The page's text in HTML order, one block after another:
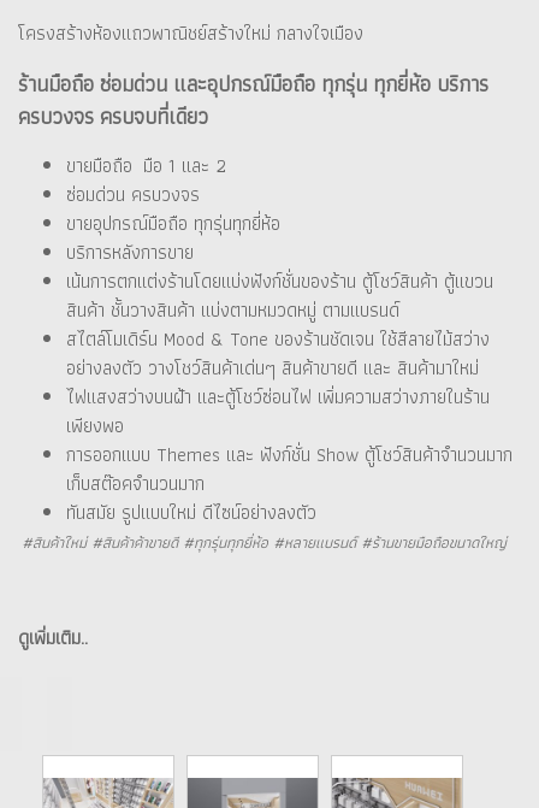
โครงสร้างห้องแถวพาณิชย์สร้างใหม่ กลางใจเมือง
ร้านมือถือ ซ่อมด่วน และอุปกรณ์มือถือ ทุกรุ่น ทุกยี่ห้อ บริการ
ครบวงจร ครบจบที่เดียว
ขายมือถือ มือ 1 และ 2
ซ่อมด่วน ครบวงจร
ขายอุปกรณ์มือถือ ทุกรุ่นทุกยี่ห้อ
บริการหลังการขาย
เน้นการตกแต่งร้านโดยแบ่งฟังก์ชั่นของร้าน ตู้โชว์สินค้า ตู้แขวน
สินค้า ชั้นวางสินค้า แบ่งตามหมวดหมู่ ตามแบรนด์
สไตล์โมเดิร์น Mood & Tone ของร้านชัดเจน ใช้สีลายไม้สว่าง
อย่างลงตัว วางโชว์สินค้าเด่นๆ สินค้าขายดี และ สินค้ามาใหม่
ไฟแสงสว่างบนฝ้า และตู้โชว์ซ่อนไฟ เพิ่มความสว่างภายในร้าน
เพียงพอ
การออกแบบ Themes และ ฟังก์ชั่น Show ตู้โชว์สินค้าจำนวนมาก
เก็บสต๊อคจำนวนมาก
ทันสมัย รูปแบบใหม่ ดีไซน์อย่างลงตัว
#สินค้าใหม่ #สินค้าค้าขายดี #ทุกรุ่นทุกยี่ห้อ #หลายแบรนด์ #ร้านขายมือถือขนาดใหญ่
ดูเพิ่มเติม..